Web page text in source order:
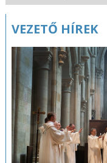
VEZETŐ HÍREK